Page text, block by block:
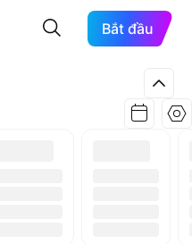
Bắt đầu